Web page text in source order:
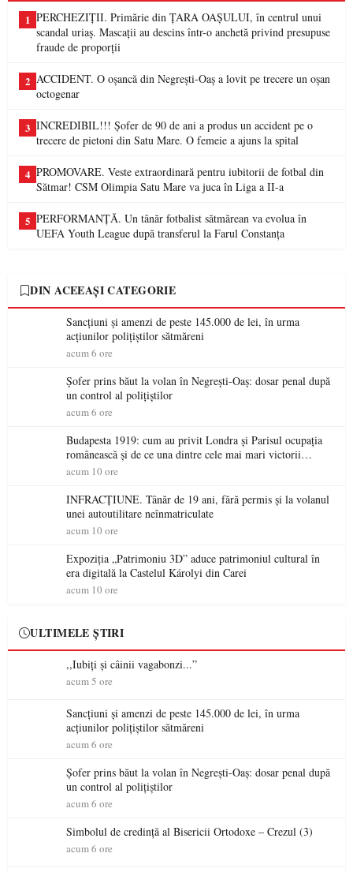
1 PERCHEZIȚII. Primărie din ȚARA OAȘULUI, în centrul unui
scandal uriaș. Mascații au descins într-o anchetă privind presupuse
fraude de proporții
2 ACCIDENT. O oșancă din Negrești-Oaș a lovit pe trecere un oșan
octogenar
3 INCREDIBIL!!! Șofer de 90 de ani a produs un accident pe o
trecere de pietoni din Satu Mare. O femeie a ajuns la spital
4 PROMOVARE. Veste extraordinară pentru iubitorii de fotbal din
Sătmar! CSM Olimpia Satu Mare va juca în Liga a II-a
5 PERFORMANȚĂ. Un tânăr fotbalist sătmărean va evolua în
UEFA Youth League după transferul la Farul Constanța
DIN ACEEAȘI CATEGORIE
Sancțiuni și amenzi de peste 145.000 de lei, în urma
acțiunilor polițiștilor sătmăreni
acum 6 ore
Șofer prins băut la volan în Negrești-Oaș: dosar penal după
un control al polițiștilor
acum 6 ore
Budapesta 1919: cum au privit Londra și Parisul ocupația
românească și de ce una dintre cele mai mari victorii
militare ale României a devenit o controversă diplomatică
acum 10 ore
INFRACȚIUNE. Tânăr de 19 ani, fără permis și la volanul
unei autoutilitare neînmatriculate
acum 10 ore
Expoziția „Patrimoniu 3D” aduce patrimoniul cultural în
era digitală la Castelul Károlyi din Carei
acum 10 ore
ULTIMELE ȘTIRI
,,Iubiți și câinii vagabonzi...”
acum 5 ore
Sancțiuni și amenzi de peste 145.000 de lei, în urma
acțiunilor polițiștilor sătmăreni
acum 6 ore
Șofer prins băut la volan în Negrești-Oaș: dosar penal după
un control al polițiștilor
acum 6 ore
Simbolul de credinţă al Bisericii Ortodoxe – Crezul (3)
acum 6 ore